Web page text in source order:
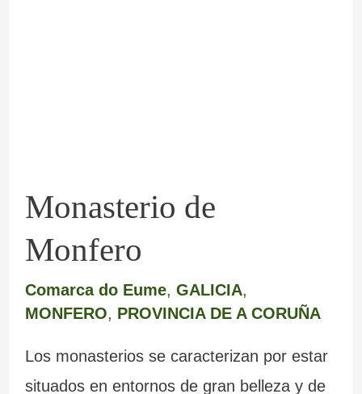
Monasterio de
Monfero
Comarca do Eume, GALICIA,
MONFERO, PROVINCIA DE A CORUÑA
Los monasterios se caracterizan por estar
situados en entornos de gran belleza y de